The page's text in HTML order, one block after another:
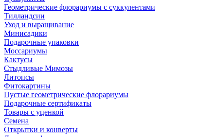
Геометрические флорариумы с суккулентами
Тилландсии
Уход и выращивание
Минисадики
Подарочные упаковки
Моссариумы
Кактусы
Стыдливые Мимозы
Литопсы
Фитокартины
Пустые геометрические флорариумы
Подарочные сертификаты
Товары с уценкой
Семена
Открытки и конверты